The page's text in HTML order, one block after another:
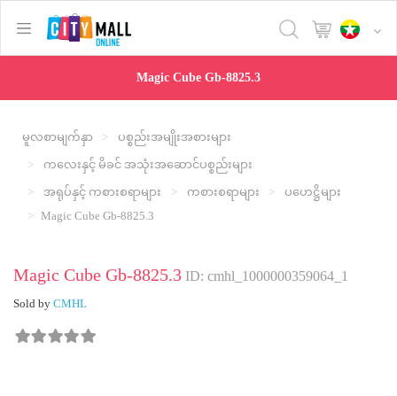
text.skipToContent
text.skipToNavigation
Magic Cube Gb-8825.3
မူလစာမျက်နှာ
ပစ္စည်းအမျိုးအစားများ
ကလေးနှင့် မိခင် အသုံးအဆောင်ပစ္စည်းများ
အရုပ်နှင့် ကစားစရာများ
ကစားစရာများ
ပဟေဋ္ဌိများ
Magic Cube Gb-8825.3
Magic Cube Gb-8825.3ID: cmhl_1000000359064_1
Sold byCMHL